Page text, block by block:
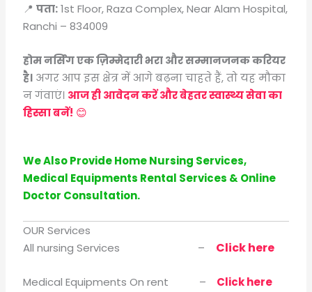
📍पता:1st Floor, Raza Complex, Near Alam Hospital,
Ranchi – 834009
होम नर्सिंग एक ज़िम्मेदारी भरा और सम्मानजनक करियर
है। अगर आप इस क्षेत्र में आगे बढ़ना चाहते हैं, तो यह मौका
न गंवाएं। आज ही आवेदन करें और बेहतर स्वास्थ्य सेवा का
हिस्सा बनें! 😊
We Also Provide Home Nursing Services,
Medical Equipments Rental Services & Online
Doctor Consultation.
OUR Services
All nursing Services –
Click here
Medical Equipments On rent – Click here